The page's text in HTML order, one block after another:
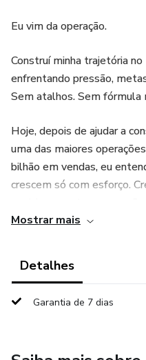
Eu vim da operação.
Construí minha trajetória
enfrentando pressão,
Sem atalhos. Sem fórmula
Hoje, depois de ajudar a
uma das maiores
bilhão em vendas, eu
crescem só com esforço.
E ela começa diferente da
Antes de qualquer
Mostrar mais
Detalhes
Garantia de 7 dias